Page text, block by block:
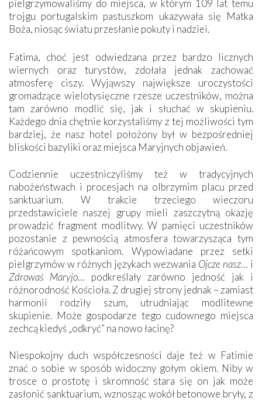
pielgrzymowaliśmy do miejsca, w którym 109 lat temu
trojgu portugalskim pastuszkom ukazywała się Matka
Boża, niosąc światu przesłanie pokuty i nadziei.
Fatima, choć jest odwiedzana przez bardzo licznych
wiernych oraz turystów, zdołała jednak zachować
atmosferę ciszy. Wyjąwszy największe uroczystości
gromadzące wielotysięczne rzesze uczestników, można
tam zarówno modlić się, jak i słuchać w skupieniu.
Każdego dnia chętnie korzystaliśmy z tej możliwości tym
bardziej, że nasz hotel położony był w bezpośredniej
bliskości bazyliki oraz miejsca Maryjnych objawień.
Codziennie uczestniczyliśmy też w tradycyjnych
nabożeństwach i procesjach na olbrzymim placu przed
sanktuarium. W trakcie trzeciego wieczoru
przedstawiciele naszej grupy mieli zaszczytną okazję
prowadzić fragment modlitwy. W pamięci uczestników
pozostanie z pewnością atmosfera towarzysząca tym
różańcowym spotkaniom. Wypowiadane przez setki
pielgrzymów w różnych językach wezwania Ojcze nasz… i
Zdrowaś Maryjo… podkreślały zarówno jedność jak i
różnorodność Kościoła. Z drugiej strony jednak – zamiast
harmonii rodziły szum, utrudniając modlitewne
skupienie. Może gospodarze tego cudownego miejsca
zechcą kiedyś „odkryć” na nowo łacinę?
Niespokojny duch współczesności daje też w Fatimie
znać o sobie w sposób widoczny gołym okiem. Niby w
trosce o prostotę i skromność stara się on jak może
zasłonić sanktuarium, wznosząc wokół betonowe bryły, z